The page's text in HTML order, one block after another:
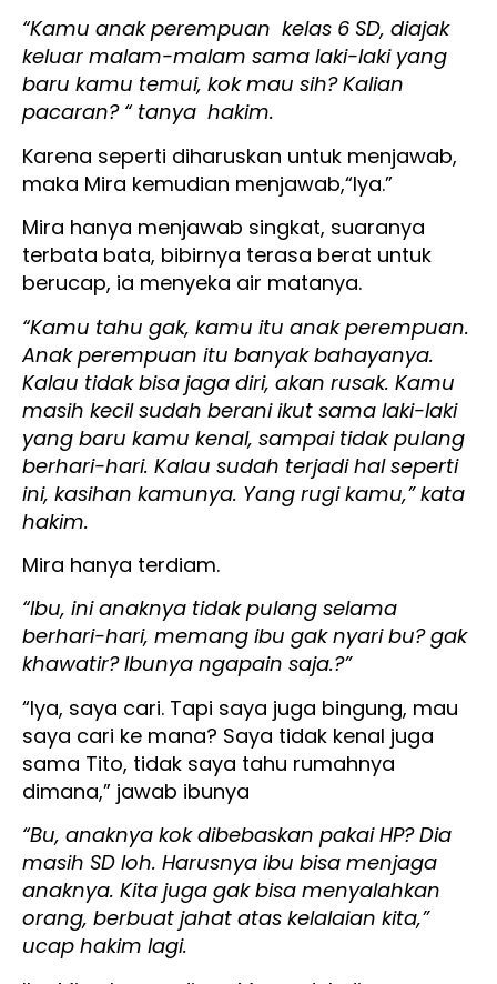
“Kamu anak perempuan kelas 6 SD, diajak
keluar malam-malam sama laki-laki yang
baru kamu temui, kok mau sih? Kalian
pacaran? “ tanya hakim.
Karena seperti diharuskan untuk menjawab,
maka Mira kemudian menjawab,“Iya.”
Mira hanya menjawab singkat, suaranya
terbata bata, bibirnya terasa berat untuk
berucap, ia menyeka air matanya.
“Kamu tahu gak, kamu itu anak perempuan.
Anak perempuan itu banyak bahayanya.
Kalau tidak bisa jaga diri, akan rusak. Kamu
masih kecil sudah berani ikut sama laki-laki
yang baru kamu kenal, sampai tidak pulang
berhari-hari. Kalau sudah terjadi hal seperti
ini, kasihan kamunya. Yang rugi kamu,” kata
hakim.
Mira hanya terdiam.
“Ibu, ini anaknya tidak pulang selama
berhari-hari, memang ibu gak nyari bu? gak
khawatir? Ibunya ngapain saja.?”
“Iya, saya cari. Tapi saya juga bingung, mau
saya cari ke mana? Saya tidak kenal juga
sama Tito, tidak saya tahu rumahnya
dimana,” jawab ibunya
“Bu, anaknya kok dibebaskan pakai HP? Dia
masih SD loh. Harusnya ibu bisa menjaga
anaknya. Kita juga gak bisa menyalahkan
orang, berbuat jahat atas kelalaian kita,”
ucap hakim lagi.